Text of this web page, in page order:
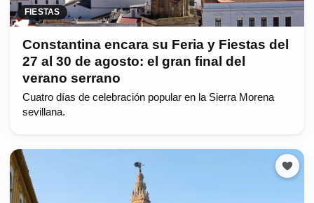
FIESTAS
Constantina encara su Feria y Fiestas del
27 al 30 de agosto: el gran final del
verano serrano
Cuatro días de celebración popular en la Sierra Morena
sevillana.